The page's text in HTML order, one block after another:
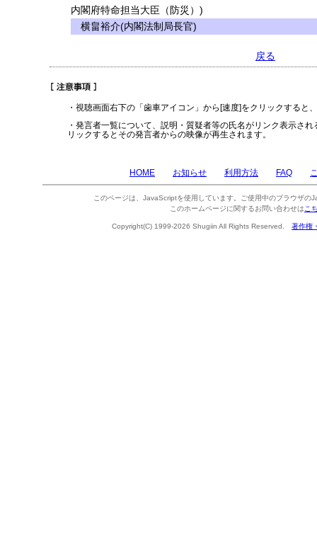
内閣府特命担当大臣（防災）)
横畠裕介(内閣法制局長官)
戻る
・視聴画面右下の「歯車アイコン」から[速度]をクリックすると
・発言者一覧について、説明・質疑者等の氏名がリンク表示さ
リックするとその発言者からの映像が再生されます。
HOME お知らせ 利用方法 FAQ
このページは、JavaScriptを使用しています。ご使用中のブラウザの
このホームページに関するお問い合わせは こ
Copyright(C) 1999-2026 Shugiin All Rights Reserved. 著作権